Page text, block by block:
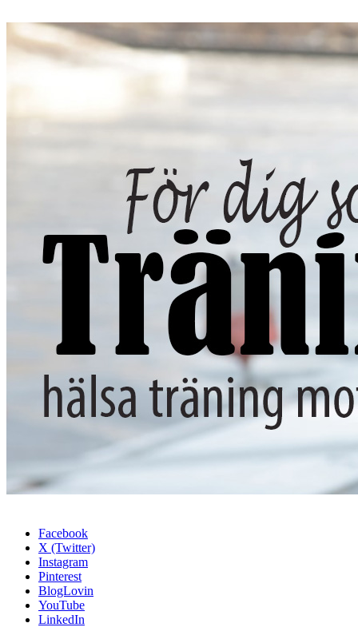
Facebook
X (Twitter)
Instagram
Pinterest
BlogLovin
YouTube
LinkedIn